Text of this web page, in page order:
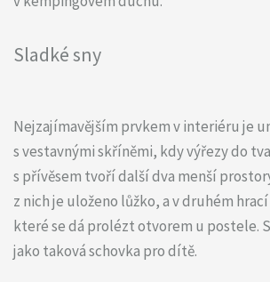
Sladké sny
Nejzajímavějším prvkem v interiéru je
s vestavnými skříněmi, kdy výřezy do
s přívěsem tvoří další dva menší
z nich je uloženo lůžko, a v druhém
které se dá prolézt otvorem u postele.
jako taková schovka pro dítě.